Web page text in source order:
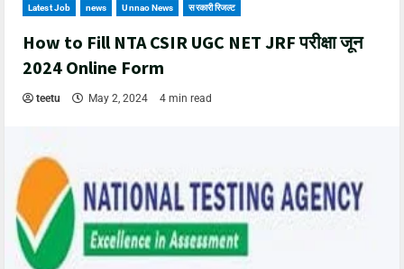
Latest Job news Unnao News सरकारी रिजल्ट
How to Fill NTA CSIR UGC NET JRF परीक्षा जून
2024 Online Form
teetu May 2, 2024 4 min read